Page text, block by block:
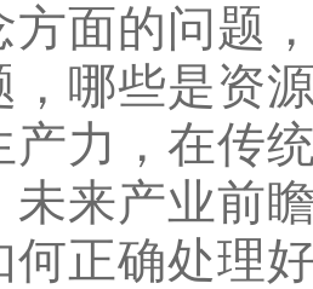
方面的问题
，哪些是资
产力，在传
未来产业前
何正确处理